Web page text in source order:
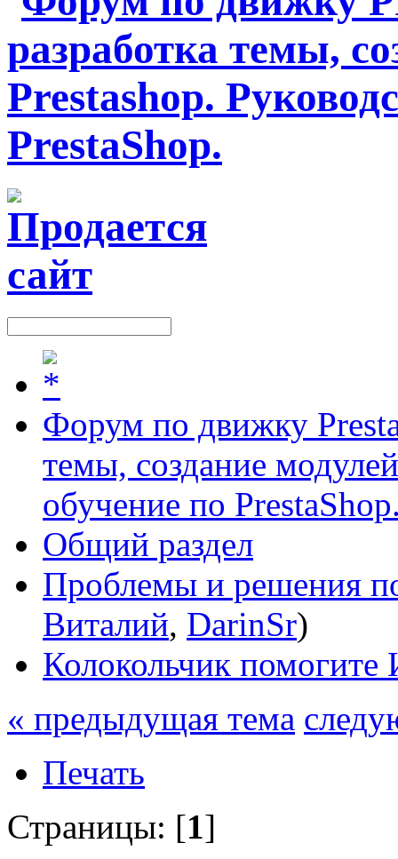
Форум по движку
темы, создание
обучение по
Общий раздел
Проблемы и решения
Виталий, DarinSr)
Колокольчик помогите
« предыдущая тема
Печать
Страницы: [1]